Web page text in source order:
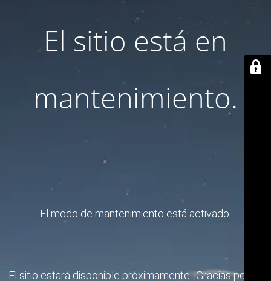
El sitio está en
mantenimiento.
El modo de mantenimiento está activado.
El sitio estará disponible próximamente. ¡Gracias por su